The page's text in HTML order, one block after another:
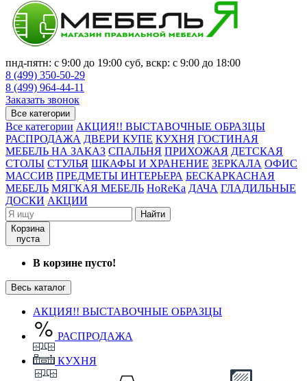
пнд-пятн: с 9:00 до 19:00 суб, вскр: с 9:00 до 18:00
8 (499) 350-50-29
8 (499) 964-44-11
Заказать звонок
Все категории
Все категории АКЦИЯ!! ВЫСТАВОЧНЫЕ ОБРАЗЦЫ
РАСПРОДАЖА ДВЕРИ КУПЕ КУХНЯ ГОСТИНАЯ
МЕБЕЛЬ НА ЗАКАЗ СПАЛЬНЯ ПРИХОЖАЯ ДЕТСКАЯ
СТОЛЫ СТУЛЬЯ ШКАФЫ И ХРАНЕНИЕ ЗЕРКАЛА ОФИС
МАССИВ ПРЕДМЕТЫ ИНТЕРЬЕРА БЕСКАРКАСНАЯ
МЕБЕЛЬ МЯГКАЯ МЕБЕЛЬ HoReKa ДАЧА ГЛАДИЛЬНЫЕ
ДОСКИ АКЦИИ
Найти
Корзина
пуста
В корзине пусто!
Весь каталог
АКЦИЯ!! ВЫСТАВОЧНЫЕ ОБРАЗЦЫ
РАСПРОДАЖА
КУХНЯ